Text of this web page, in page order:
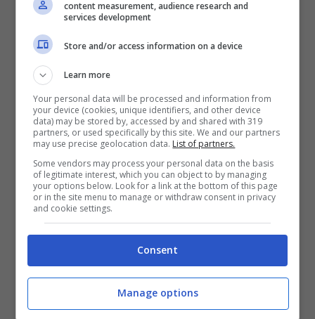
Futuro incerto per il pilota
di Granollers
La stagione 2020 dovrebbe prendere il via
content measurement, audience research and
services development
Store and/or access information on a device
Learn more
Your personal data will be processed and information from
your device (cookies, unique identifiers, and other device
data) may be stored by, accessed by and shared with 319
partners, or used specifically by this site. We and our partners
may use precise geolocation data. List of partners.
Some vendors may process your personal data on the basis
of legitimate interest, which you can object to by managing
your options below. Look for a link at the bottom of this page
or in the site menu to manage or withdraw consent in privacy
and cookie settings.
Consent
Manage options